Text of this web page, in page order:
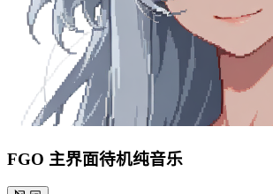
FGO 主界面待机纯音乐